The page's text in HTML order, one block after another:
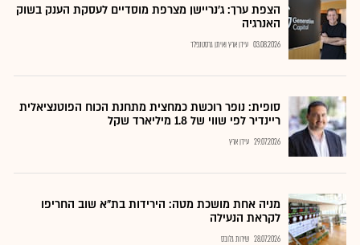
הצפת ערך: ג'נריישן מצרפת מוסדיים לעסקת הענק בשוק
האנרגיה
03.08.2026 עידן ארץ ואיתן גרסטנפלד
סופית: נופר רוכשת כמחצית מתחנת הכוח הפוטנציאלית
ריינדיר לפי שווי של 1.8 מיליארד שקל
29.07.2026 עידן ארץ
מניה אחת מושכת מטה: הירידות בת"א שוב החריפו
לקראת הנעילה
28.07.2026 שירות גלובס